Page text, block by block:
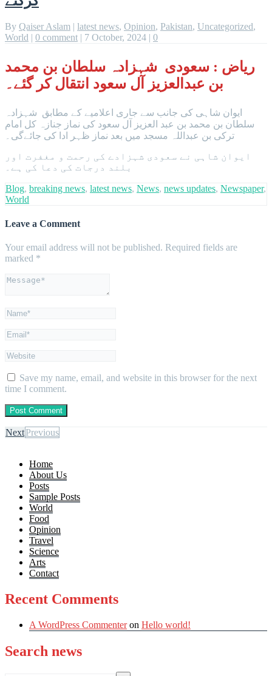
By Qaiser Aslam | latest news, Opinion, Pakistan, Uncategorized,
World | 0 comment | 7 October, 2024 | 0
ریاض : سعودی شہزادہ سلطان بن محمد
بن عبدالعزیز آل سعود انتقال کر گئے۔
ایوان شاہی کی جانب سے جاری اعلامیے کے مطابق شہزادہ
سلطان بن محمد بن عبد العزیز آل سعود کی نماز جنازہ کل امام
ترکی بن عبداللہ مسجد میں بعد نماز ظہر ادا کی جائےگی۔
ایوان شاہی نے سعودی شہزادے کی رحمت و مغفرت اور
بلند درجات کی دعا کی ہے۔
Blog, breaking news, latest news, News, news updates, Newspaper,
World
Leave a Comment
Your email address will not be published. Required fields are
marked *
Save my name, email, and website in this browser for the next
time I comment.
NextPrevious
Home
About Us
Posts
Sample Posts
World
Food
Opinion
Travel
Science
Arts
Contact
Recent Comments
A WordPress Commenteron Hello world!
Search news